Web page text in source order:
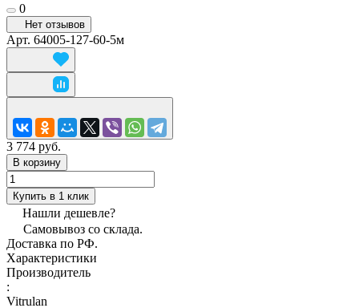
0
Нет отзывов
Арт. 64005-127-60-5м
3 774 руб.
В корзину
Купить в 1 клик
Нашли дешевле?
Самовывоз со склада.
Доставка по РФ.
Характеристики
Производитель
:
Vitrulan